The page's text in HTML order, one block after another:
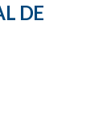
DE